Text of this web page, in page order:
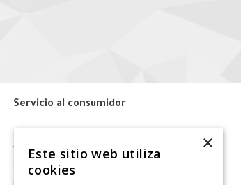
Servicio al consumidor
Tiendas
Contáctanos
×
Este sitio web utiliza
cookies